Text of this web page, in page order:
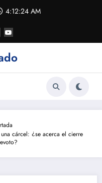
4:12:24 AM
cárcel: ¿se acerca el cierre